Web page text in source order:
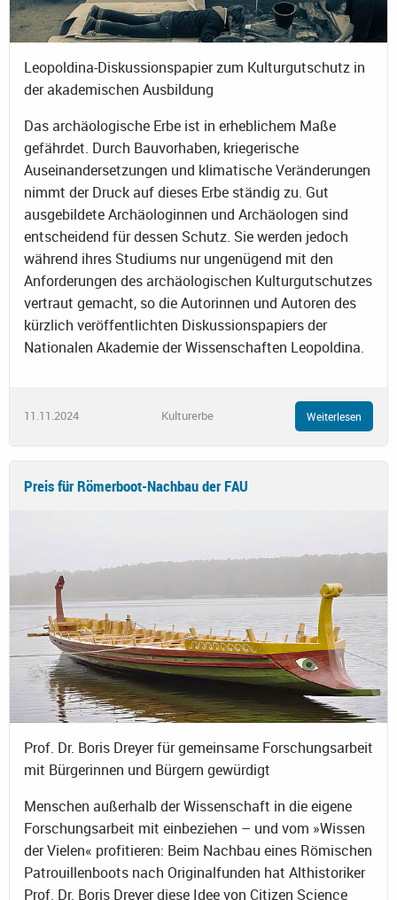
Leopoldina-Diskussionspapier zum Kulturgutschutz in
der akademischen Ausbildung
Das archäologische Erbe ist in erheblichem Maße
gefährdet. Durch Bauvorhaben, kriegerische
Auseinandersetzungen und klimatische Veränderungen
nimmt der Druck auf dieses Erbe ständig zu. Gut
ausgebildete Archäologinnen und Archäologen sind
entscheidend für dessen Schutz. Sie werden jedoch
während ihres Studiums nur ungenügend mit den
Anforderungen des archäologischen Kulturgutschutzes
vertraut gemacht, so die Autorinnen und Autoren des
kürzlich veröffentlichten Diskussionspapiers der
Nationalen Akademie der Wissenschaften Leopoldina.
11.11.2024 Kulturerbe Weiterlesen
Preis für Römerboot-Nachbau der FAU
Prof. Dr. Boris Dreyer für gemeinsame Forschungsarbeit
mit Bürgerinnen und Bürgern gewürdigt
Menschen außerhalb der Wissenschaft in die eigene
Forschungsarbeit mit einbeziehen – und vom »Wissen
der Vielen« profitieren: Beim Nachbau eines Römischen
Patrouillenboots nach Originalfunden hat Althistoriker
Prof. Dr. Boris Dreyer diese Idee von Citizen Science